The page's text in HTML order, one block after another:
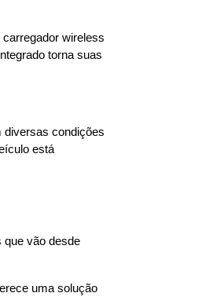
wireless
torna suas
diversas condições
está
que vão desde
uma solução